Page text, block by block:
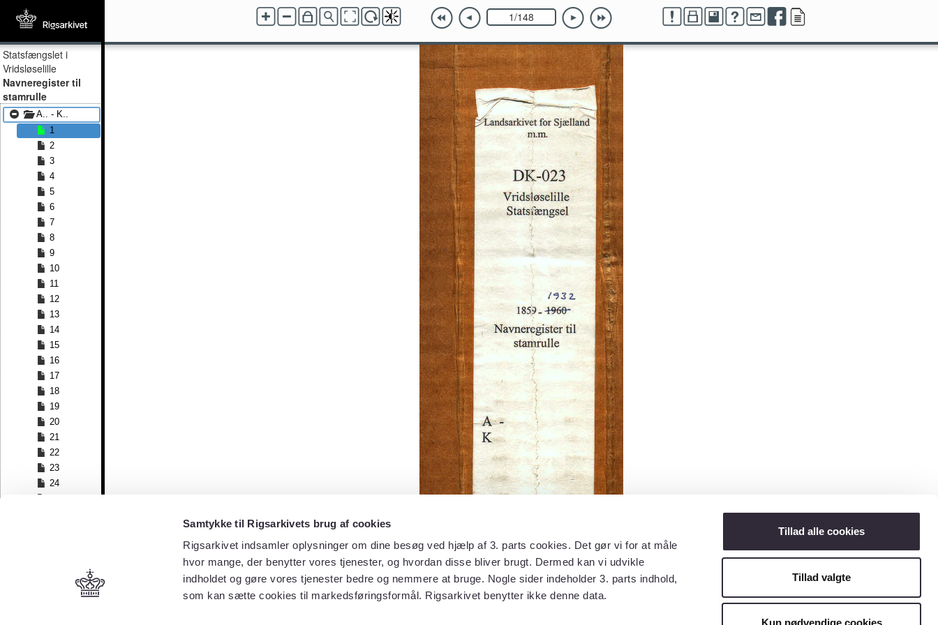
Samtykke til Rigsarkivets brug af cookies
Rigsarkivet indsamler oplysninger om dine besøg ved hjælp af 3. parts cookies. Det gør vi for at måle
hvor mange, der benytter vores tjenester, og hvordan disse bliver brugt. Dermed kan vi udvikle
indholdet og gøre vores tjenester bedre og nemmere at bruge. Nogle sider indeholder 3. parts indhold,
som kan sætte cookies til markedsføringsformål. Rigsarkivet benytter ikke denne data.
Tillad alle cookies
Tillad valgte
Kun nødvendige cookies
Statsfængslet i
Vridsløselille
Navneregister til
stamrulle
A.. - K..
1
2
3
4
5
6
7
8
9
10
11
12
13
14
15
16
17
18
19
20
21
22
23
24